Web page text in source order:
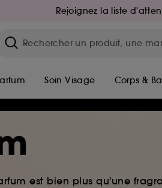
Rejoignez la liste
Soin Visage Corps &
est bien plus qu'une